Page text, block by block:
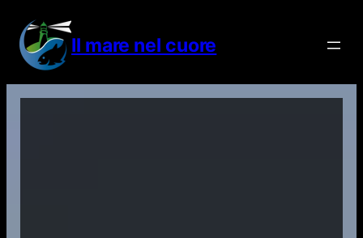
contenuto
Il mare nel cuore